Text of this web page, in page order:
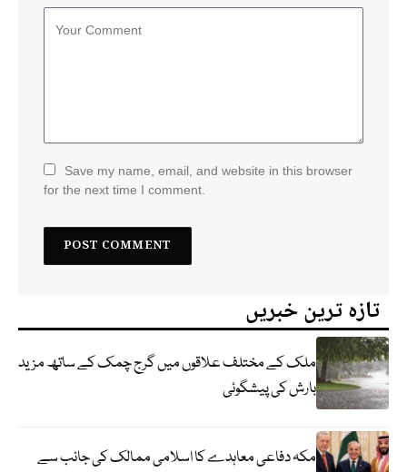
Save my name, email, and website in this browser
for the next time I comment.
تازہ ترین خبریں
ملک کے مختلف علاقوں میں گرج چمک کے ساتھ مزید
بارش کی پیشگوئی
مکہ دفاعی معاہدے کا اسلامی ممالک کی جانب سے